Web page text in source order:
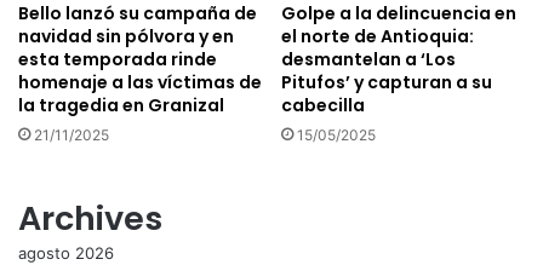
Bello lanzó su campaña de
navidad sin pólvora y en
esta temporada rinde
homenaje a las víctimas de
la tragedia en Granizal
21/11/2025
Golpe a la delincuencia en
el norte de Antioquia:
desmantelan a ‘Los
Pitufos’ y capturan a su
cabecilla
15/05/2025
Archives
agosto 2026